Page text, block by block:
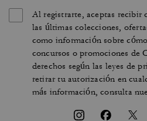
Al registrarte, aceptas recibir
las últimas colecciones,
como información sobre
concursos o promociones de
derechos según las leyes de
retirar tu autorización en
más información, consulta